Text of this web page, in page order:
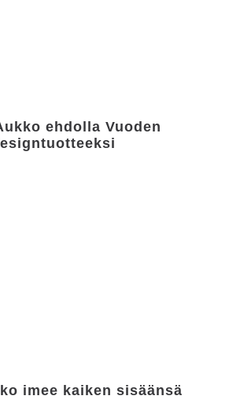
ehdolla Vuoden
imee kaiken sisäänsä